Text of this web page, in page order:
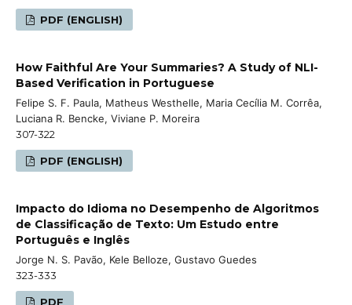
PDF (ENGLISH)
How Faithful Are Your Summaries? A Study of NLI-
Based Verification in Portuguese
Felipe S. F. Paula, Matheus Westhelle, Maria Cecília M. Corrêa,
Luciana R. Bencke, Viviane P. Moreira
307-322
PDF (ENGLISH)
Impacto do Idioma no Desempenho de Algoritmos
de Classificação de Texto: Um Estudo entre
Português e Inglês
Jorge N. S. Pavão, Kele Belloze, Gustavo Guedes
323-333
PDF